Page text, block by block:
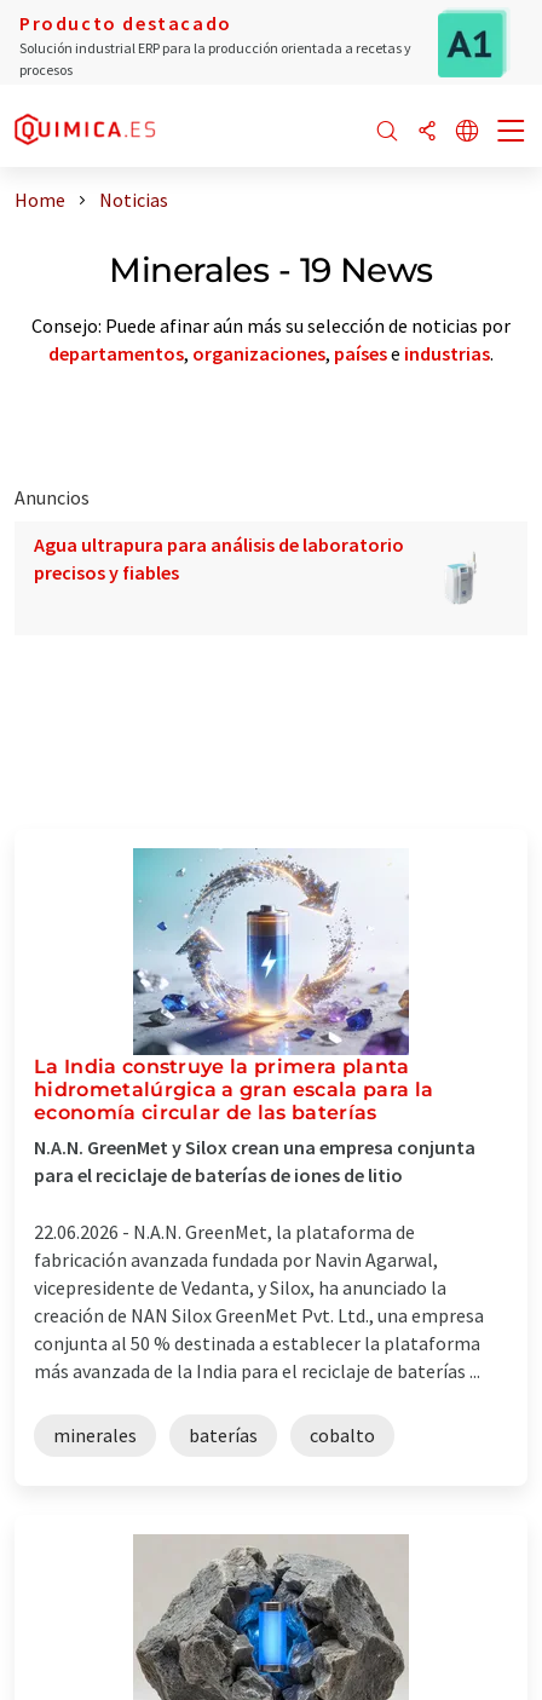
Producto destacado
Solución industrial ERP para la producción orientada a recetas y
procesos
Home Noticias
Minerales - 19 News
Consejo: Puede afinar aún más su selección de noticias por
departamentos, organizaciones, paísese industrias.
Anuncios
Agua ultrapura para análisis de laboratorio
precisos y fiables
La India construye la primera planta
hidrometalúrgica a gran escala para la
economía circular de las baterías
N.A.N. GreenMet y Silox crean una empresa conjunta
para el reciclaje de baterías de iones de litio
22.06.2026 - N.A.N. GreenMet, la plataforma de
fabricación avanzada fundada por Navin Agarwal,
vicepresidente de Vedanta, y Silox, ha anunciado la
creación de NAN Silox GreenMet Pvt. Ltd., una empresa
conjunta al 50 % destinada a establecer la plataforma
más avanzada de la India para el reciclaje de baterías ...
minerales baterías cobalto